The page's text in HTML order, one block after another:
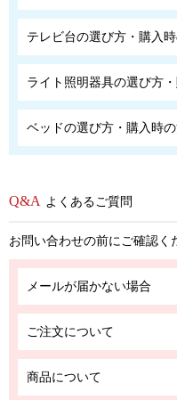
テレビ台の選び方・購入
ライト照明器具の選び方
ベッドの選び方・購入時
よくあるご質問
お問い合わせの前にご確認く
メールが届かない場合
ご注文について
商品について